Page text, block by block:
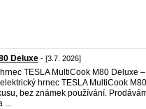
Deluxe - [3.7. 2026]
TESLA MultiCook M80 Deluxe
hrnec TESLA MultiCook
bez známek používání.
...